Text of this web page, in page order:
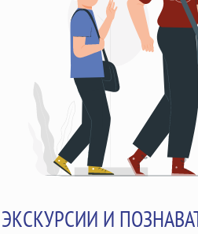
ЭКСКУРСИИ И